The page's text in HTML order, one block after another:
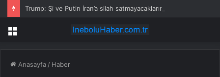
Trump: Şi ve Putin İran’a silah satmayacaklarını söyledi
Menü
Anasayfa / Haber